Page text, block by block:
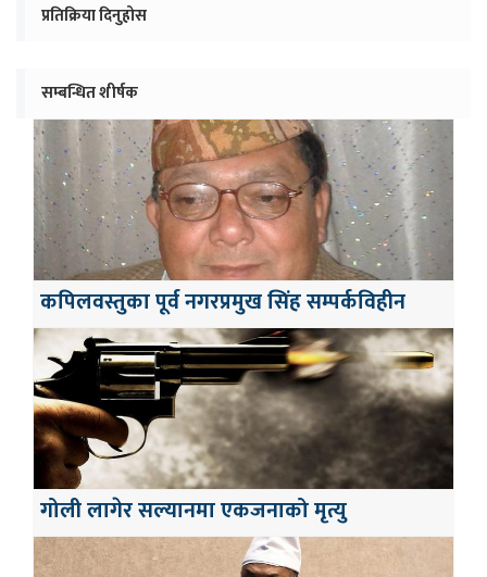
प्रतिक्रिया दिनुहोस
सम्बन्धित शीर्षक
कपिलवस्तुका पूर्व नगरप्रमुख सिंह सम्पर्कविहीन
गोली लागेर सल्यानमा एकजनाको मृत्यु